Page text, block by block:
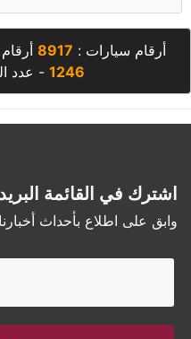
أرقام سيارات : 8917
1246 - عدد
اشترك في القائمة
وابق على اطلاع بأحداث